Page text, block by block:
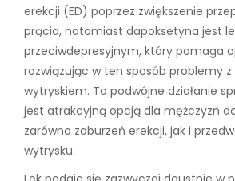
erekcji (ED) poprzez zwiększenie
prącia, natomiast dapoksetyna jest
przeciwdepresyjnym, który pomaga
rozwiązując w ten sposób problemy
wytryskiem. To podwójne działanie
jest atrakcyjną opcją dla mężczyzn
zarówno zaburzeń erekcji, jak i
wytrysku.